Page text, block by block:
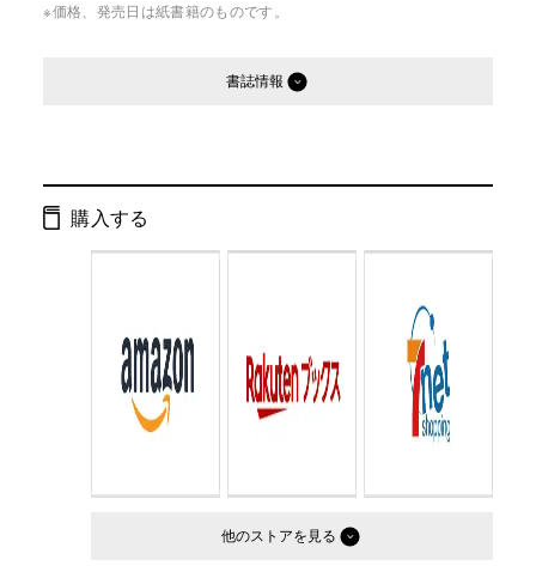
※価格、発売日は紙書籍のものです。
書誌情報
ページ数：
判型： 文庫判
購入する
他のストア